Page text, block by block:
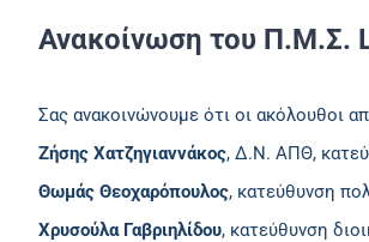
Ανακοίνωση του Π.Μ.Σ.
Σας ανακοινώνουμε ότι οι ακόλουθοι
Ζήσης Χατζηγιαννάκος, Δ.Ν. ΑΠΘ,
Θωμάς Θεοχαρόπουλος, κατεύθυνση
Χρυσούλα Γαβριηλίδου, κατεύθυνση